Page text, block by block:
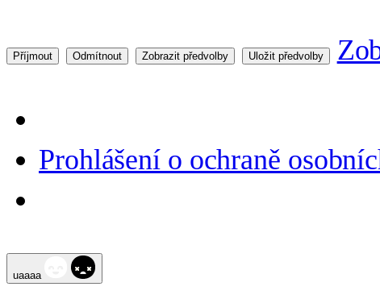
Příjmout Odmítnout Zobrazit předvolby Uložit předvolby
Prohlášení o ochraně
uaaaa